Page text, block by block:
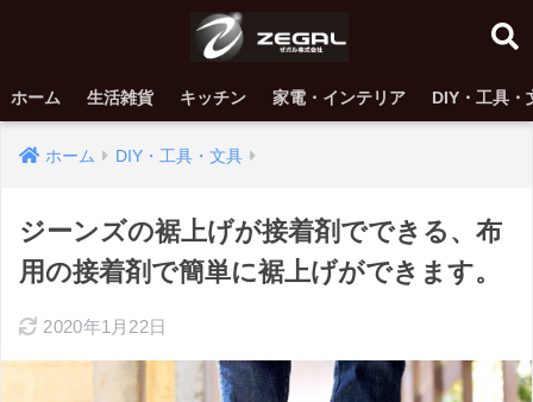
ホーム 生活雑貨 キッチン 家電・インテリア DIY・工具・
ホーム DIY・工具・文具
ジーンズの裾上げが接着剤でできる、布
用の接着剤で簡単に裾上げができます。
2020年1月22日